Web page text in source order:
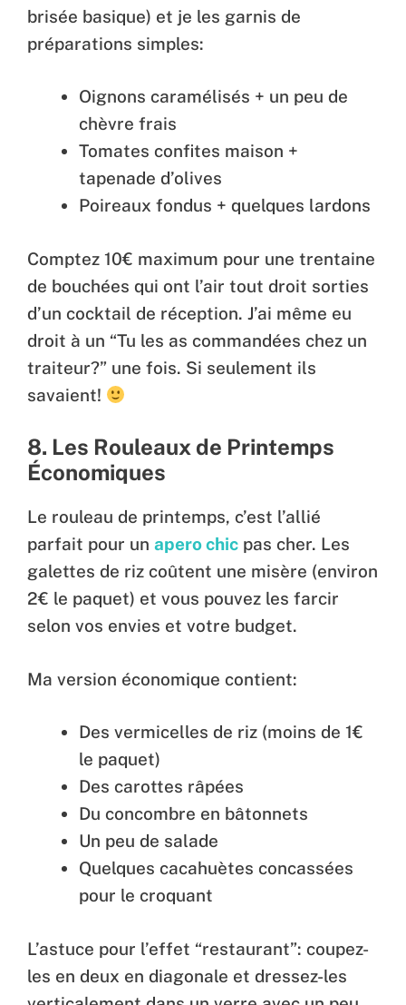
brisée basique) et je les garnis de
préparations simples:
Oignons caramélisés + un peu de
chèvre frais
Tomates confites maison +
tapenade d’olives
Poireaux fondus + quelques lardons
Comptez 10€ maximum pour une trentaine
de bouchées qui ont l’air tout droit sorties
d’un cocktail de réception. J’ai même eu
droit à un “Tu les as commandées chez un
traiteur?” une fois. Si seulement ils
savaient!
8. Les Rouleaux de Printemps
Économiques
Le rouleau de printemps, c’est l’allié
parfait pour un apero chic pas cher. Les
galettes de riz coûtent une misère (environ
2€ le paquet) et vous pouvez les farcir
selon vos envies et votre budget.
Ma version économique contient:
Des vermicelles de riz (moins de 1€
le paquet)
Des carottes râpées
Du concombre en bâtonnets
Un peu de salade
Quelques cacahuètes concassées
pour le croquant
L’astuce pour l’effet “restaurant”: coupez-
les en deux en diagonale et dressez-les